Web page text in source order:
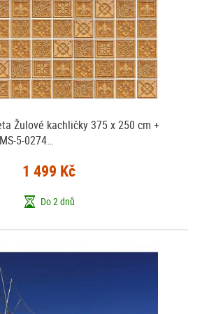
Žulové kachličky 375 x 250 cm +
5-0274…
1 499 Kč
Do 2 dnů